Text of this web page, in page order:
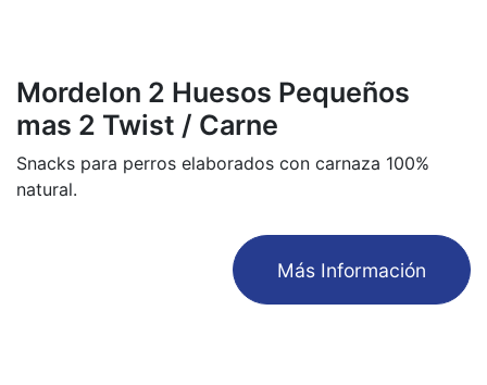
Mordelon 2 Huesos Pequeños
mas 2 Twist / Carne
Snacks para perros elaborados con carnaza 100%
natural.
​Más Información